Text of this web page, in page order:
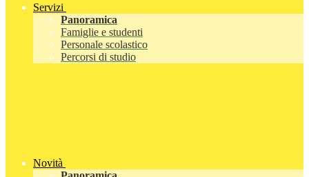
Servizi
Panoramica
Famiglie e studenti
Personale scolastico
Percorsi di studio
Novità